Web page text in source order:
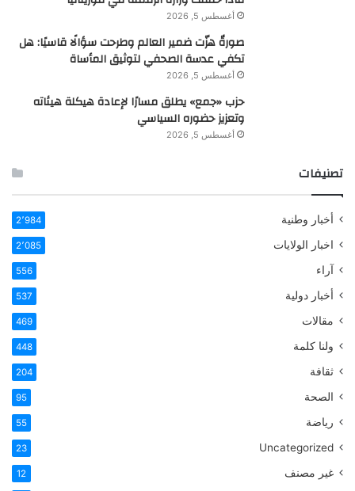
أغسطس 5, 2026
صورةٌ هزّت ضمير العالم وطرحت سؤالًا قاسيًا: هل
تكفي عدسة الصحفي لتوثيق المأساة
أغسطس 5, 2026
حزب «جمع» يطلق مسارًا لإعادة هيكلة هيئاته
وتعزيز حضوره السياسي
أغسطس 5, 2026
تصنيفات
أخبار وطنية 2٬984
اخبار الولايات 2٬085
آراء 556
أخبار دولية 537
مقالات 469
ولنا كلمة 448
ثقافة 204
الصحة 95
رياضة 55
Uncategorized
23
غير مصنف 12